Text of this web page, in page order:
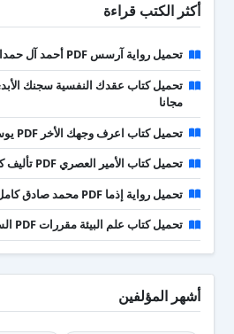
أكثر الكتب قراءة
تحميل رواية آرسس PDF أحمد آل حمدان
مجانا
تحميل كتاب اعرف وجهك الأخر PDF يوسف الحسني
تحميل كتاب الأمير العصري PDF تأليف كارنز لورد كامل مجانا
تحميل رواية إذما PDF محمد صادق كامل مجانا
تحميل كتاب علم البيئة مقررات PDF السعودية 1443
أشهر المؤلفين